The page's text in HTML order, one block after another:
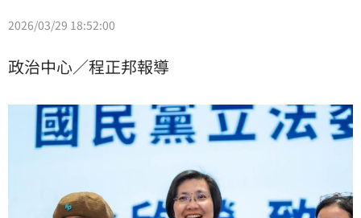
2026/03/29 18:52:00
政治中心／程正邦報導